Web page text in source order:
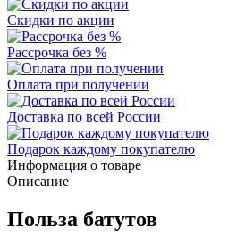
Скидки по акции
Рассрочка без %
Оплата при получении
Доставка по всей России
Подарок каждому покупателю
Информация о товаре
Описание
Польза батутов